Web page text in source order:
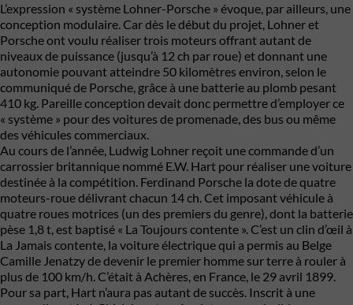
L’expression « système Lohner-Porsche » évoque, par ailleurs, une
conception modulaire. Car dès le début du projet, Lohner et
Porsche ont voulu réaliser trois moteurs offrant autant de
niveaux de puissance (jusqu’à 12 ch par roue) et donnant une
autonomie pouvant atteindre 50 kilomètres environ, selon le
communiqué de Porsche, grâce à une batterie au plomb pesant
410 kg. Pareille conception devait donc permettre d’employer ce
« système » pour des voitures de promenade, des bus ou même
des véhicules commerciaux.
Au cours de l’année, Ludwig Lohner reçoit une commande d’un
carrossier britannique nommé E.W. Hart pour réaliser une voiture
destinée à la compétition. Ferdinand Porsche la dote de quatre
moteurs-roue délivrant chacun 14 ch. Cet imposant véhicule à
quatre roues motrices (un des premiers du genre), dont la batterie
pèse 1,8 t, est baptisé « La Toujours contente ». C’est un clin d’œil à
La Jamais contente, la voiture électrique qui a permis au Belge
Camille Jenatzy de devenir le premier homme sur terre à rouler à
plus de 100 km/h. C’était à Achères, en France, le 29 avril 1899.
Pour sa part, Hart n’aura pas autant de succès. Inscrit à une